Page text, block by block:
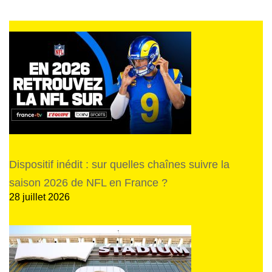
Dispositif inédit : sur quelles chaînes suivre la
saison 2026 de NFL en France ?
28 juillet 2026